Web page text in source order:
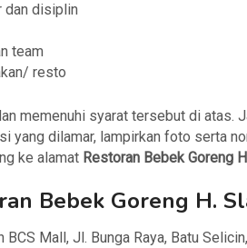
dan disiplin
team
resto
memenuhi syarat tersebut di atas.
yang dilamar, lampirkan foto serta
ke alamat Restoran Bebek Goreng
Bebek Goreng H.
BCS Mall, Jl. Bunga Raya, Batu